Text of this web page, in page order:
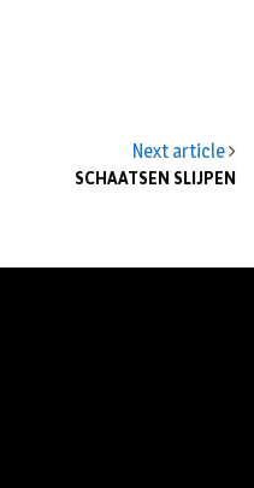
Next article
SCHAATSEN SLIJPEN